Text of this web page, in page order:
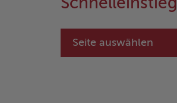
Schnelleinstieg
Seite auswählen